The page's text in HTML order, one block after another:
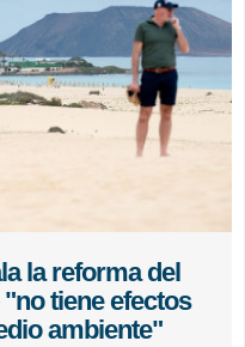
la reforma del
tiene efectos
ambiente"